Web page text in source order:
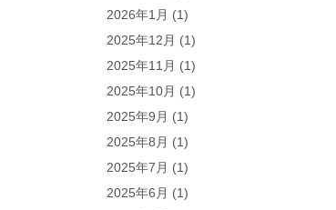
2026年1月 (1)
2025年12月 (1)
2025年11月 (1)
2025年10月 (1)
2025年9月 (1)
2025年8月 (1)
2025年7月 (1)
2025年6月 (1)